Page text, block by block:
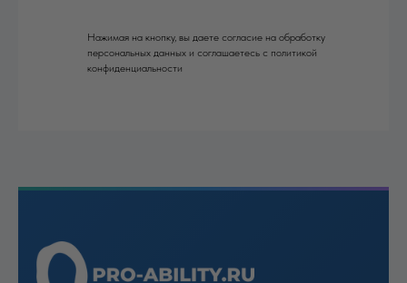
Нажимая на кнопку, вы даете согласие на обработку
персональных данных и соглашаетесь c политикой
конфиденциальности